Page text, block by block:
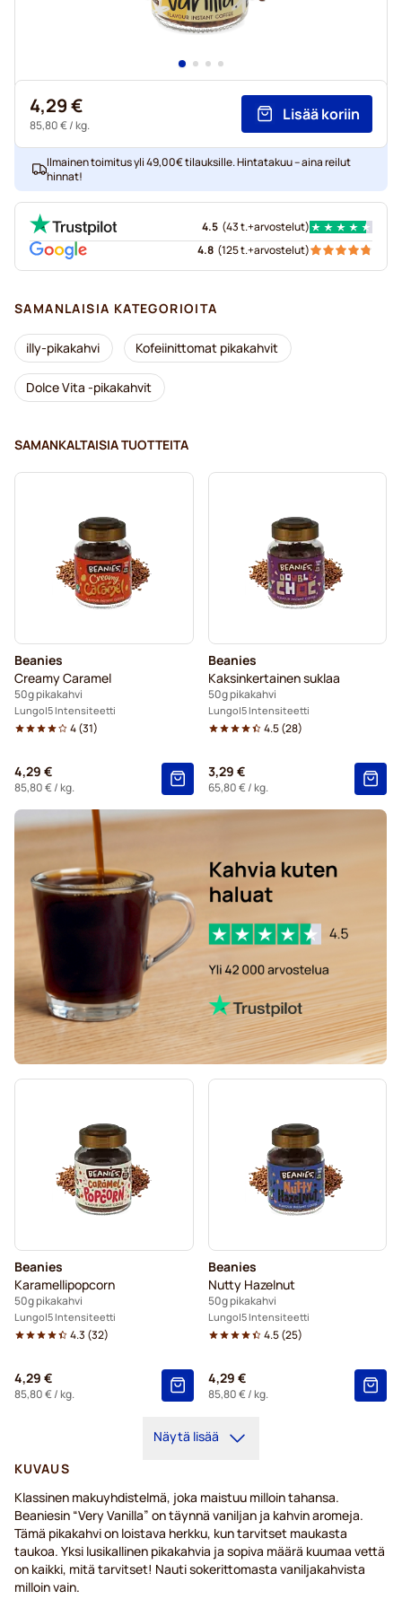
4,29 €
85,80 €/ kg.
Lisää koriin
Ilmainen toimitus yli 49,00€ tilauksille. Hintatakuu – aina reilut
hinnat!
4.5 (43 t.+arvostelut)
4.8 (125 t.+arvostelut)
SAMANLAISIA KATEGORIOITA
illy-pikakahvi Kofeiinittomat pikakahvit
Dolce Vita -pikakahvit
SAMANKALTAISIA TUOTTEITA
Beanies
Creamy Caramel
50g pikakahvi
Lungo 5 Intensiteetti
4(31)
4,29 €
85,80 €/ kg.
Beanies
Kaksinkertainen suklaa
50g pikakahvi
Lungo 5 Intensiteetti
4.5(28)
3,29 €
65,80 €/ kg.
Beanies
Karamellipopcorn
50g pikakahvi
Lungo 5 Intensiteetti
4.3 (32)
4,29 €
85,80 €/ kg.
Beanies
Nutty Hazelnut
50g pikakahvi
Lungo 5 Intensiteetti
4.5(25)
4,29 €
85,80 €/ kg.
Näytä lisää
KUVAUS
Klassinen makuyhdistelmä, joka maistuu milloin tahansa.
Beaniesin “Very Vanilla” on täynnä vaniljan ja kahvin aromeja.
Tämä pikakahvi on loistava herkku, kun tarvitset maukasta
taukoa. Yksi lusikallinen pikakahvia ja sopiva määrä kuumaa vettä
on kaikki, mitä tarvitset! Nauti sokerittomasta vaniljakahvista
milloin vain.